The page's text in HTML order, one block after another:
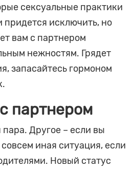
сексуальные практики
придется исключить, но
вам с партнером
нежностям. Грядет
запасайтесь гормоном
партнером
Другое – если вы
иная ситуация, если
Новый статус